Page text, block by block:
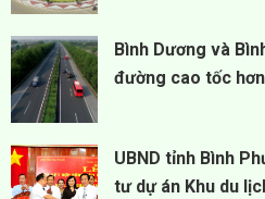
Bình Dương và
đường cao tốc
UBND tỉnh Bình
tư dự án Khu du